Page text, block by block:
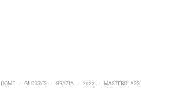
HOME / GLOSSY'S / GRAZIA / 2023 / MASTERCLASS